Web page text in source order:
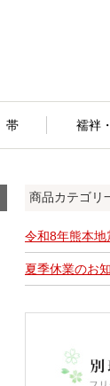
帯 襦袢
商品カテゴリ
令和8年熊本
夏季休業のお